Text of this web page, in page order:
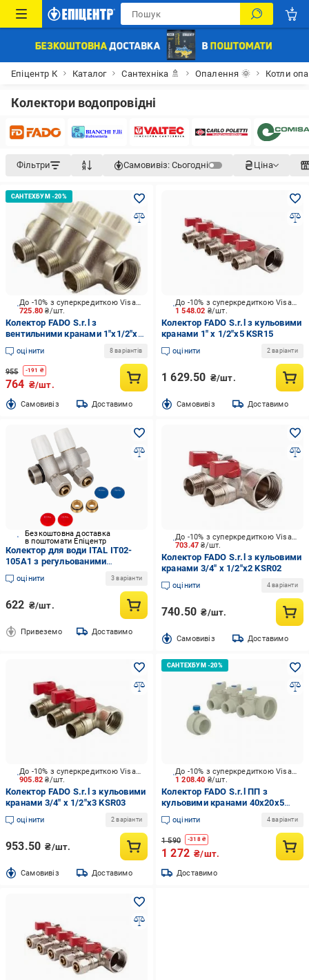
Епіцентр К Каталог Сантехніка 🚿 Опалення 🌞 Котли
Колектори водопровідні
Фільтри Самовивіз: Сьогодні Ціна
725.80₴/шт.
До -10% з суперкредиткою Visa Вигода
Колектор FADO S.r.l з
вентильними кранами 1"x1/2"x3
KVR13
оцінити 8 варіантів
955 -191 ₴
764 ₴/шт.
Cамовивіз Доставимо
1 548.02 ₴/шт.
До -10% з суперкредиткою Visa Вигода
Колектор FADO S.r.l з кульовими
кранами 1" x 1/2"x5 KSR15
оцінити 2 варіанти
1 629.50 ₴/шт.
Cамовивіз Доставимо
Безкоштовна доставка
в поштомати Епіцентр
Колектор для води ITAL IT02-
105A1 з регульованими
вентилями 3/4"x16х2" 2 виходи
Латунь (1055686)
оцінити 3 варіанти
622 ₴/шт.
Привеземо Доставимо
703.47₴/шт.
До -10% з суперкредиткою Visa Вигода
Колектор FADO S.r.l з кульовими
кранами 3/4" x 1/2"x2 KSR02
оцінити 4 варіанти
740.50 ₴/шт.
Cамовивіз Доставимо
905.82₴/шт.
До -10% з суперкредиткою Visa Вигода
Колектор FADO S.r.l з кульовими
кранами 3/4" x 1/2"x3 KSR03
оцінити 2 варіанти
953.50 ₴/шт.
Cамовивіз Доставимо
1 208.40 ₴/шт.
До -10% з суперкредиткою Visa Вигода
Колектор FADO S.r.l ПП з
кульовими кранами 40х20x5
PKW05
оцінити 4 варіанти
1 590 -318₴
1 272 ₴/шт.
Доставимо